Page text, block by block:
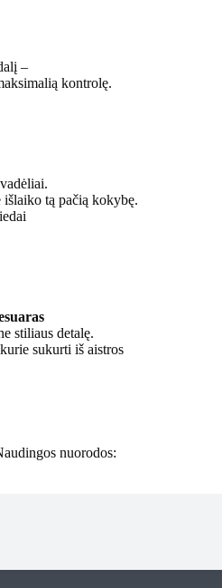
–
kontrolę.
tą pačią kokybę.
stiliaus detalę.
sukurti iš aistros
nuorodos: